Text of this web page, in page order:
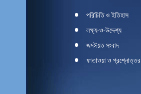
পরিচিতি ও ইতিহাস
লক্ষ্য-ও-উদ্দেশ্য
জমঈয়ত সংবাদ
ফাতাওয়া ও প্রশ্নোত্তর